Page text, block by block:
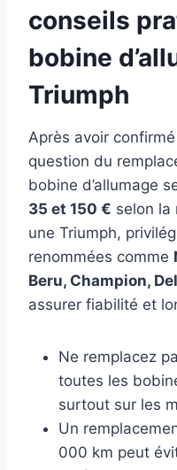
conseils
bobine
Triumph
Après avoir
question du
bobine d’allumage
35 et 150 € selon la
une Triumph,
renommées comme
Beru, Champion,
assurer fiabilité et
Ne remplacez
toutes les
surtout sur les
Un
000 km peut